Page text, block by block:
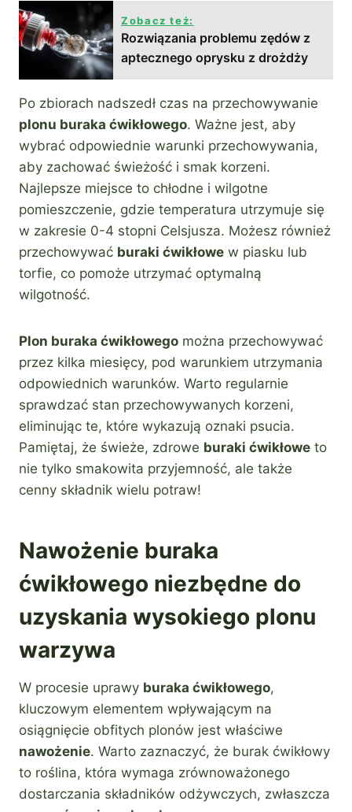
Zobacz też:
Rozwiązania problemu zędów z
aptecznego oprysku z drożdży
Po zbiorach nadszedł czas na przechowywanie
plonu buraka ćwikłowego. Ważne jest, aby
wybrać odpowiednie warunki przechowywania,
aby zachować świeżość i smak korzeni.
Najlepsze miejsce to chłodne i wilgotne
pomieszczenie, gdzie temperatura utrzymuje się
w zakresie 0-4 stopni Celsjusza. Możesz również
przechowywać buraki ćwikłowe w piasku lub
torfie, co pomoże utrzymać optymalną
wilgotność.
Plon buraka ćwikłowego można przechowywać
przez kilka miesięcy, pod warunkiem utrzymania
odpowiednich warunków. Warto regularnie
sprawdzać stan przechowywanych korzeni,
eliminując te, które wykazują oznaki psucia.
Pamiętaj, że świeże, zdrowe buraki ćwikłowe to
nie tylko smakowita przyjemność, ale także
cenny składnik wielu potraw!
Nawożenie buraka
ćwikłowego niezbędne do
uzyskania wysokiego plonu
warzywa
W procesie uprawy buraka ćwikłowego,
kluczowym elementem wpływającym na
osiągnięcie obfitych plonów jest właściwe
nawożenie. Warto zaznaczyć, że burak ćwikłowy
to roślina, która wymaga zrównoważonego
dostarczania składników odżywczych, zwłaszcza